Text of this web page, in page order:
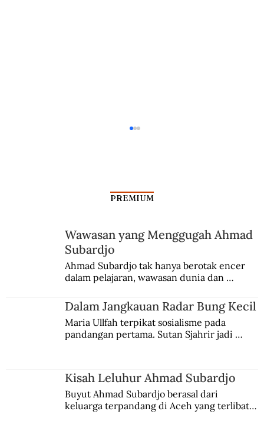
Dalam Jangkauan Radar Bung Kecil
PREMIUM
Wawasan yang Menggugah Ahmad
Subardjo
Ahmad Subardjo tak hanya berotak encer
dalam pelajaran, wawasan dunia dan
Jules Verne, Multatuli, hingga Sun Yat-sen.
Dalam Jangkauan Radar Bung Kecil
Maria Ullfah terpikat sosialisme pada
pandangan pertama. Sutan Sjahrir jadi
Kisah Leluhur Ahmad Subardjo
Buyut Ahmad Subardjo berasal dari
keluarga terpandang di Aceh yang terlibat